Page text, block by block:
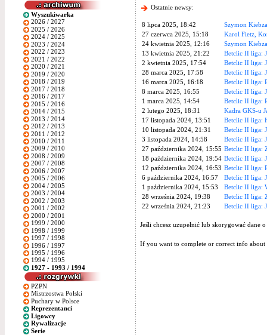
Wyszukiwarka
2026 / 2027
2025 / 2026
2024 / 2025
2023 / 2024
2022 / 2023
2021 / 2022
2020 / 2021
2019 / 2020
2018 / 2019
2017 / 2018
2016 / 2017
2015 / 2016
2014 / 2015
2013 / 2014
2012 / 2013
2011 / 2012
2010 / 2011
2009 / 2010
2008 / 2009
2007 / 2008
2006 / 2007
2005 / 2006
2004 / 2005
2003 / 2004
2002 / 2003
2001 / 2002
2000 / 2001
1999 / 2000
1998 / 1999
1997 / 1998
1996 / 1997
1995 / 1996
1994 / 1995
1927 - 1993 / 1994
PZPN
Mistrzostwa Polski
Puchary w Polsce
Reprezentanci
Ligowcy
Rywalizacje
Serie
Ostatnie newsy:
8 lipca 2025, 18:42
Szymon
27 czerwca 2025, 15:18
Karol Fietz,
24 kwietnia 2025, 12:16
Szymon
13 kwietnia 2025, 21:22
Betclic II liga:
2 kwietnia 2025, 17:54
Betclic II liga:
28 marca 2025, 17:58
Betclic II liga:
16 marca 2025, 16:18
Betclic II liga:
8 marca 2025, 16:55
Betclic II liga:
1 marca 2025, 14:54
Betclic II liga:
2 lutego 2025, 18:31
Kadra GKS-u
17 listopada 2024, 13:51
Betclic II liga:
10 listopada 2024, 21:31
Betclic II liga:
3 listopada 2024, 14:58
Betclic II liga:
27 października 2024, 15:55 Betclic II liga:
18 października 2024, 19:54 Betclic II liga:
12 października 2024, 16:53 Betclic II liga:
6 października 2024, 16:57
Betclic II liga:
1 października 2024, 15:53
Betclic II liga:
28 września 2024, 19:38
Betclic II liga:
22 września 2024, 21:23
Betclic II liga:
Jeśli chcesz uzupełnić lub skorygować
If you want to complete or correct info